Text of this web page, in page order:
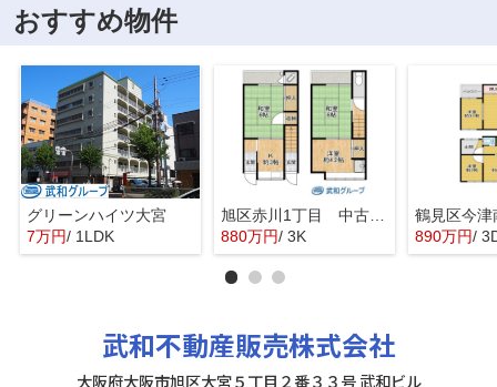
おすすめ物件
グリーンハイツ大宮
7万円/ 1LDK
旭区赤川1丁目 中古テラスハウス
880万円/ 3K 890万円/
武和不動産販売株式会社
大阪府大阪市旭区大宮５丁目２番３３号 武和ビル